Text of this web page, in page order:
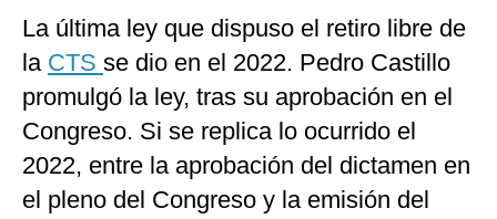
La última ley que dispuso el retiro libre de
la CTS se dio en el 2022. Pedro Castillo
promulgó la ley, tras su aprobación en el
Congreso. Si se replica lo ocurrido el
2022, entre la aprobación del dictamen en
el pleno del Congreso y la emisión del